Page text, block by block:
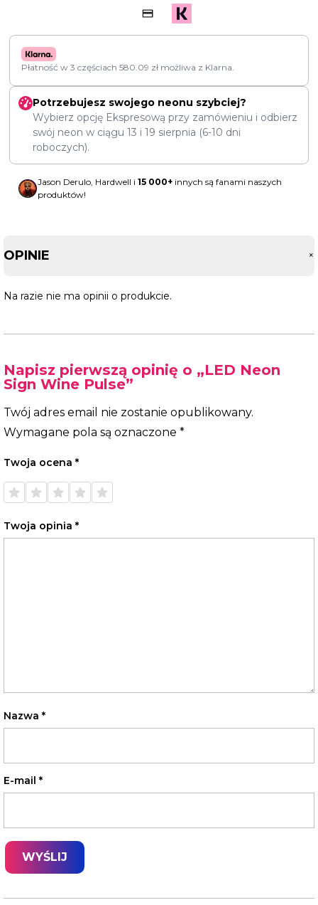
Płatność w 3 częściach 580.09 zł możliwa z Klarna.
Potrzebujesz swojego neonu szybciej?
Wybierz opcję Ekspresową przy zamówieniu i odbierz
swój neon w ciągu 13 i 19 sierpnia (6-10 dni
roboczych).
Jason Derulo, Hardwell i 15 000+ innych są fanami naszych
produktów!
OPINIE +
Na razie nie ma opinii o produkcie.
Napisz pierwszą opinię o „LED Neon
Sign Wine Pulse”
Twój adres email nie zostanie opublikowany.
Wymagane pola są oznaczone *
Twoja ocena *
1 z 5
gwiazdek
2 z 5
gwiazdek
3 z 5
gwiazdek
4 z 5
gwiazdek
5 z 5
gwiazdek
Twoja opinia *
Nazwa *
E-mail *